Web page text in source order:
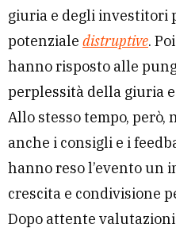
giuria e degli investitori
potenziale distruptive.
hanno risposto alle
perplessità della giuria
Allo stesso tempo, però,
anche i consigli e i
hanno reso l’evento un
crescita e condivisione
Dopo attente